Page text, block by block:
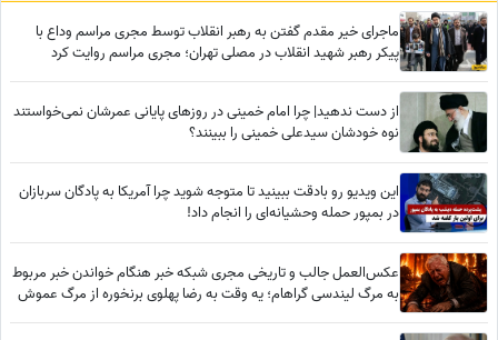
ماجرای خیر مقدم گفتن به رهبر انقلاب توسط مجری مراسم وداع با
پیکر رهبر شهید انقلاب در مصلی تهران؛ مجری مراسم روایت کرد
از دست ندهید| چرا امام خمینی در روزهای پایانی عمرشان نمی‌خواستند
نوه خودشان سیدعلی خمینی را ببینند؟
این ویدیو رو بادقت ببینید تا متوجه شوید چرا آمریکا به پادگان سربازان
در بمپور حمله وحشیانه‌ای را انجام داد!
عکس‌العمل جالب و تاریخی مجری شبکه خبر هنگام خواندن خبر مربوط
به مرگ لیندسی گراهام؛ یه وقت به رضا پهلوی برنخوره از مرگ عموش